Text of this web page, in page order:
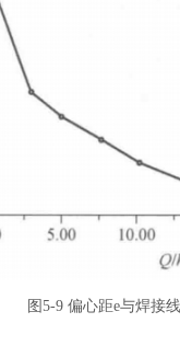
图 5-9 偏心距e与焊接